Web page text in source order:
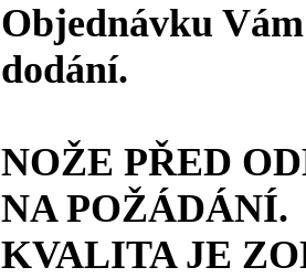
Objednávku
dodání.
NOŽE PŘED
NA POŽÁDÁNÍ.
KVALITA JE